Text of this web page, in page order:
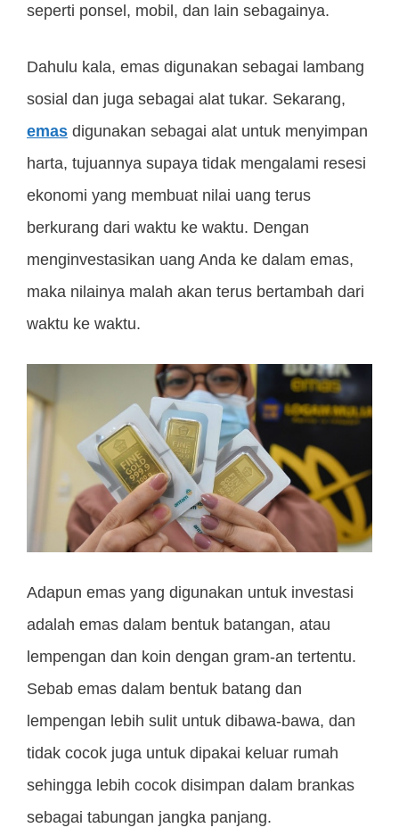
seperti ponsel, mobil, dan lain sebagainya.
Dahulu kala, emas digunakan sebagai lambang
sosial dan juga sebagai alat tukar. Sekarang,
emas digunakan sebagai alat untuk menyimpan
harta, tujuannya supaya tidak mengalami resesi
ekonomi yang membuat nilai uang terus
berkurang dari waktu ke waktu. Dengan
menginvestasikan uang Anda ke dalam emas,
maka nilainya malah akan terus bertambah dari
waktu ke waktu.
Adapun emas yang digunakan untuk investasi
adalah emas dalam bentuk batangan, atau
lempengan dan koin dengan gram-an tertentu.
Sebab emas dalam bentuk batang dan
lempengan lebih sulit untuk dibawa-bawa, dan
tidak cocok juga untuk dipakai keluar rumah
sehingga lebih cocok disimpan dalam brankas
sebagai tabungan jangka panjang.